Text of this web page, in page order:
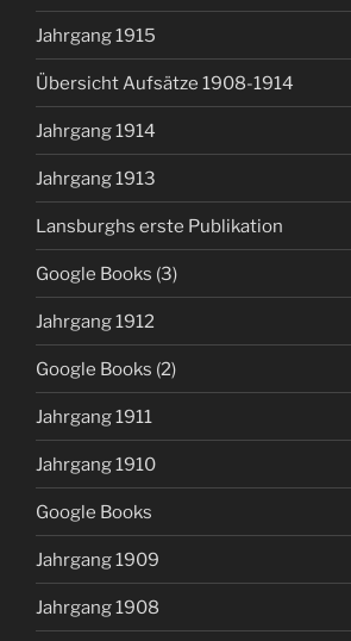
Jahrgang 1915
Übersicht Aufsätze 1908-1914
Jahrgang 1914
Jahrgang 1913
Lansburghs erste Publikation
Google Books (3)
Jahrgang 1912
Google Books (2)
Jahrgang 1911
Jahrgang 1910
Google Books
Jahrgang 1909
Jahrgang 1908